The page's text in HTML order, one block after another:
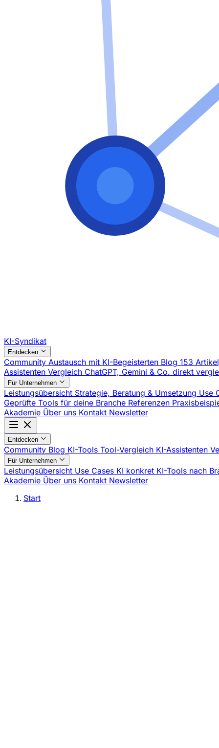
KI-Syndikat
Entdecken
Community Austausch mit KI-Begeisterten Blog 153
Assistenten Vergleich ChatGPT, Gemini & Co. direkt
Für Unternehmen
Leistungsübersicht Strategie, Beratung & Umsetzung Use
Geprüfte Tools für deine Branche Referenzen
Akademie Über uns Kontakt Newsletter
Entdecken
Community Blog KI-Tools Tool-Vergleich KI-Assistenten
Für Unternehmen
Leistungsübersicht Use Cases KI konkret KI-Tools nach
Akademie Über uns Kontakt Newsletter
Start